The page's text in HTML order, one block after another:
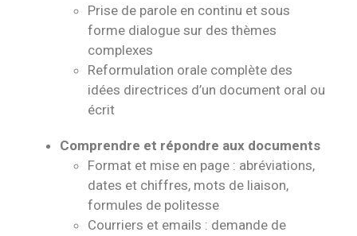
Prise de parole en continu et sous
forme dialogue sur des thèmes
complexes
Reformulation orale complète des
idées directrices d’un document oral ou
écrit
Comprendre et répondre aux documents
Format et mise en page : abréviations,
dates et chiffres, mots de liaison,
formules de politesse
Courriers et emails : demande de